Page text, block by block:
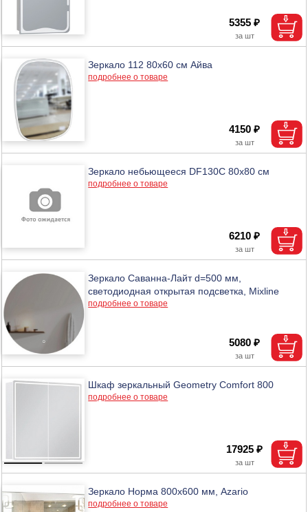
5355 ₽
Зеркало 112 80х60 см Айва
подробнее о товаре
4150 ₽
Зеркало небьющееся DF130C 80х80 см
подробнее о товаре
6210 ₽
Зеркало Саванна-Лайт d=500 мм,
светодиодная открытая подсветка, Mixline
подробнее о товаре
5080 ₽
Шкаф зеркальный Geometry Comfort 800
подробнее о товаре
17925 ₽
Зеркало Норма 800х600 мм, Azario
подробнее о товаре